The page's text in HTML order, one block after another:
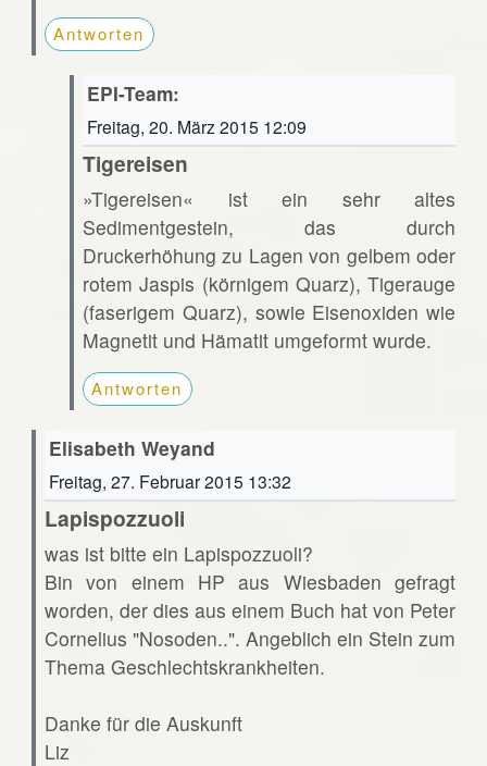
Antworten
EPI-Team:
Freitag, 20. März 2015 12:09
Tigereisen
»Tigereisen« ist ein sehr altes
Sedimentgestein, das durch
Druckerhöhung zu Lagen von gelbem oder
rotem Jaspis (körnigem Quarz), Tigerauge
(faserigem Quarz), sowie Eisenoxiden wie
Magnetit und Hämatit umgeformt wurde.
Antworten
Elisabeth Weyand
Freitag, 27. Februar 2015 13:32
Lapispozzuoli
was ist bitte ein Lapispozzuoli?
Bin von einem HP aus Wiesbaden gefragt
worden, der dies aus einem Buch hat von Peter
Cornelius "Nosoden..". Angeblich ein Stein zum
Thema Geschlechtskrankheiten.
Danke für die Auskunft
Liz